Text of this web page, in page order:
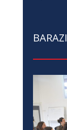
BARAZI